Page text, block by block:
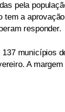
pela
tem a
responder.
municípios
A